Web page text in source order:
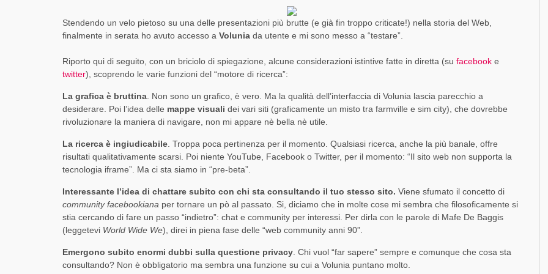
PAOLO RATTO, 31 OTTOBRE 2017 PAOLO RATTO, 30 DICEMBRE 2016
PAOLO RATTO, 5 OTTOBRE 2016 PAOLO RATTO, 1 AGOSTO 2016
PAOLO RATTO, 5 OTTOBRE 2016
PAOLO RATTO, 14 AGOSTO 2015 PAOLO RATTO, 5 SETTEMBRE 2014
PAOLO RATTO, 2 FEBBRAIO 2015 PAOLO RATTO, 22 MAGGIO 2014
Stendendo un velo pietoso su una delle presentazioni più brutte (e già fin troppo criticate!) nella storia del Web,
finalmente in serata ho avuto accesso a Volunia da utente e mi sono messo a “testare”.
Riporto qui di seguito, con un briciolo di spiegazione, alcune considerazioni istintive fatte in diretta (su facebook e
twitter), scoprendo le varie funzioni del “motore di ricerca”:
La grafica è bruttina. Non sono un grafico, è vero. Ma la qualità dell’interfaccia di Volunia lascia parecchio a
desiderare. Poi l’idea delle mappe visuali dei vari siti (graficamente un misto tra farmville e sim city), che dovrebbe
rivoluzionare la maniera di navigare, non mi appare nè bella nè utile.
La ricerca è ingiudicabile. Troppa poca pertinenza per il momento. Qualsiasi ricerca, anche la più banale, offre
risultati qualitativamente scarsi. Poi niente YouTube, Facebook o Twitter, per il momento: “Il sito web non supporta la
tecnologia iframe”. Ma ci sta siamo in “pre-beta”.
Interessante l’idea di chattare subito con chi sta consultando il tuo stesso sito. Viene sfumato il concetto di
community facebookiana per tornare un pò al passato. Si, diciamo che in molte cose mi sembra che filosoficamente si
stia cercando di fare un passo “indietro”: chat e community per interessi. Per dirla con le parole di Mafe De Baggis
(leggetevi World Wide We), direi in piena fase delle “web community anni 90”.
Emergono subito enormi dubbi sulla questione privacy. Chi vuol “far sapere” sempre e comunque che cosa sta
consultando? Non è obbligatorio ma sembra una funzione su cui a Volunia puntano molto.